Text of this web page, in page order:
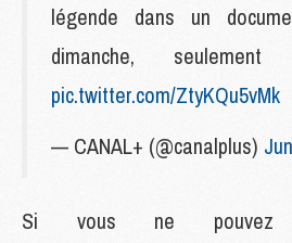
légende dans un
dimanche,
pic.twitter.com/ZtyKQu5vMk
— CANAL+ (@canalplus)
Si vous ne